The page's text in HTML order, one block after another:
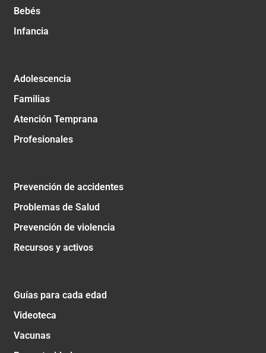
Bebés
Infancia
Adolescencia
Familias
Atención Temprana
Profesionales
Prevención de accidentes
Problemas de Salud
Prevención de violencia
Recursos y activos
Guías para cada edad
Videoteca
Vacunas